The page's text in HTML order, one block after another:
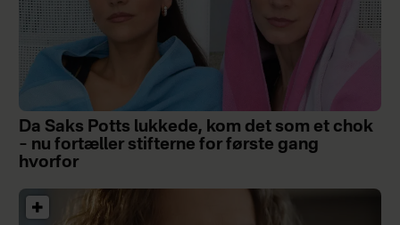
Da Saks Potts lukkede, kom det som et chok
– nu fortæller stifterne for første gang
hvorfor